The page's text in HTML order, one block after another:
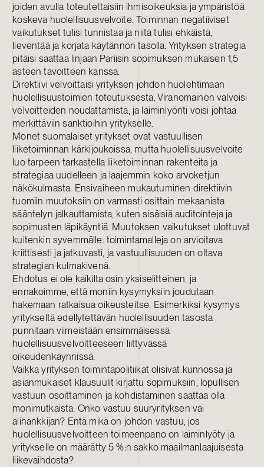
joiden avulla toteutettaisiin ihmisoikeuksia ja ympäristöä
koskeva huolellisuusvelvoite. Toiminnan negatiiviset
vaikutukset tulisi tunnistaa ja niitä tulisi ehkäistä,
lieventää ja korjata käytännön tasolla. Yrityksen strategia
pitäisi saattaa linjaan Pariisin sopimuksen mukaisen 1,5
asteen tavoitteen kanssa.
Direktiivi velvoittaisi yrityksen johdon huolehtimaan
huolellisuustoimien toteutuksesta. Viranomainen valvoisi
velvoitteiden noudattamista, ja laiminlyönti voisi johtaa
merkittäviin sanktioihin yritykselle.
Monet suomalaiset yritykset ovat vastuullisen
liiketoiminnan kärkijoukoissa, mutta huolellisuusvelvoite
luo tarpeen tarkastella liiketoiminnan rakenteita ja
strategiaa uudelleen ja laajemmin koko arvoketjun
näkökulmasta. Ensivaiheen mukautuminen direktiivin
tuomiin muutoksiin on varmasti osittain mekaanista
sääntelyn jalkauttamista, kuten sisäisiä auditointeja ja
sopimusten läpikäyntiä. Muutoksen vaikutukset ulottuvat
kuitenkin syvemmälle: toimintamalleja on arvioitava
kriittisesti ja jatkuvasti, ja vastuullisuuden on oltava
strategian kulmakivenä.
Ehdotus ei ole kaikilta osin yksiselitteinen, ja
ennakoimme, että moniin kysymyksiin joudutaan
hakemaan ratkaisua oikeusteitse. Esimerkiksi kysymys
yritykseltä edellytettävän huolellisuuden tasosta
punnitaan viimeistään ensimmäisessä
huolellisuusvelvoitteeseen liittyvässä
oikeudenkäynnissä.
Vaikka yrityksen toimintapolitiikat olisivat kunnossa ja
asianmukaiset klausuulit kirjattu sopimuksiin, lopullisen
vastuun osoittaminen ja kohdistaminen saattaa olla
monimutkaista. Onko vastuu suuryrityksen vai
alihankkijan? Entä mikä on johdon vastuu, jos
huolellisuusvelvoitteen toimeenpano on laiminlyöty ja
yritykselle on määrätty 5 %:n sakko maailmanlaajuisesta
liikevaihdosta?